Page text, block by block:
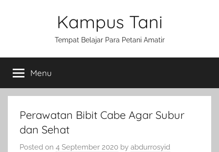
Kampus Tani
Tempat Belajar Para Petani Amatir
Menu
Perawatan Bibit Cabe Agar Subur
dan Sehat
Posted on 4 September 2020 by abdurrosyid